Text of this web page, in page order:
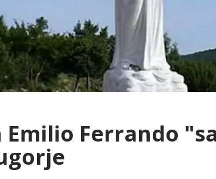
Emilio Ferrando